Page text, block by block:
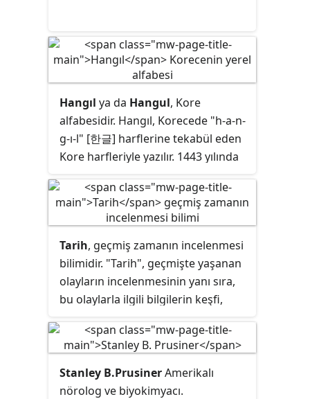
Hangıl ya da Hangul, Kore
alfabesidir. Hangıl, Korecede "h-a-n-
g-ı-l" [한글] harflerine tekabül eden
Kore harfleriyle yazılır. 1443 yılında
Sejong tarafından oluşturulmuştur.
Tarih, geçmiş zamanın incelenmesi
bilimidir. "Tarih", geçmişte yaşanan
olayların incelenmesinin yanı sıra,
bu olaylarla ilgili bilgilerin keşfi,
sunumu ve yorumlanması ile
ilgilenen disiplindir.
Stanley B.PrusinerAmerikalı
nörolog ve biyokimyacı.